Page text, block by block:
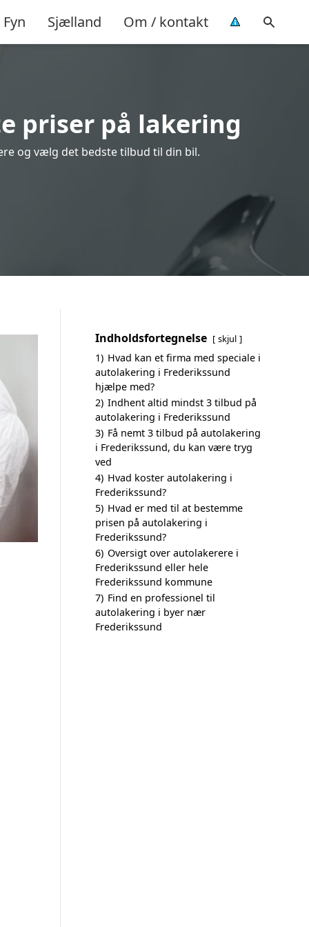
Fyn Sjælland Om / kontakt
priser på lakering
og vælg det bedste tilbud til din bil.
Indholdsfortegnelse skjul
1) Hvad kan et firma med speciale i
autolakering i Frederikssund
hjælpe med?
2) Indhent altid mindst 3 tilbud på
autolakering i Frederikssund
3) Få nemt 3 tilbud på autolakering
i Frederikssund, du kan være tryg
ved
4) Hvad koster autolakering i
Frederikssund?
5) Hvad er med til at bestemme
prisen på autolakering i
Frederikssund?
6) Oversigt over autolakerere i
Frederikssund eller hele
Frederikssund kommune
7) Find en professionel til
autolakering i byer nær
Frederikssund